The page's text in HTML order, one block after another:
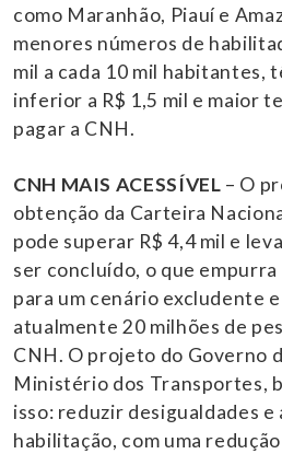
como Maranhão, Piauí e
menores números de
mil a cada 10 mil habitantes,
inferior a R$ 1,5 mil e maior
pagar a CNH.
CNH MAIS ACESSÍVEL – O
obtenção da Carteira
pode superar R$ 4,4 mil e
ser concluído, o que
para um cenário excludente
atualmente 20 milhões de
CNH. O projeto do Governo
Ministério dos Transportes,
isso: reduzir desigualdades e
habilitação, com uma